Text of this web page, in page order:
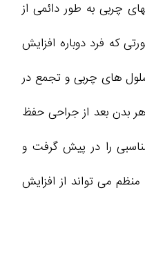
چربی به طور دائمی از
که فرد دوباره افزایش
های چربی و تجمع در
بدن بعد از جراحی حفظ
را در پیش گرفت و
می تواند از افزایش